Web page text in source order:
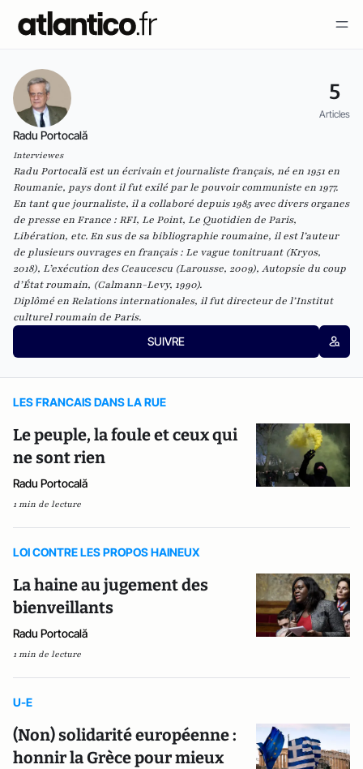
5
Articles
Radu Portocală
Interviewes
Radu Portocală est un écrivain et journaliste français, né en 1951 en
Roumanie, pays dont il fut exilé par le pouvoir communiste en 1977.
En tant que journaliste, il a collaboré depuis 1985 avec divers organes
de presse en France : RFI, Le Point, Le Quotidien de Paris,
Libération, etc. En sus de sa bibliographie roumaine, il est l’auteur
de plusieurs ouvrages en français : Le vague tonitruant (Kryos,
2018), L’exécution des Ceaucescu (Larousse, 2009), Autopsie du coup
d’État roumain, (Calmann-Levy, 1990).
Diplômé en Relations internationales, il fut directeur de l’Institut
culturel roumain de Paris.
SUIVRE
LES FRANCAIS DANS LA RUE
Le peuple, la foule et ceux qui
ne sont rien
Radu Portocală
1 min de lecture
LOI CONTRE LES PROPOS HAINEUX
La haine au jugement des
bienveillants
Radu Portocală
1 min de lecture
U-E
(Non) solidarité européenne :
honnir la Grèce pour mieux